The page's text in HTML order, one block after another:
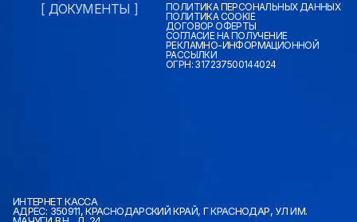
[ ДОКУМЕНТЫ ]
ПОЛИТИКА ПЕРСОНАЛЬНЫХ ДАННЫХ
ПОЛИТИКА COOKIE
ДОГОВОР ОФЕРТЫ
СОГЛАСИЕ НА ПОЛУЧЕНИЕ
РЕКЛАМНО-ИНФОРМАЦИОННОЙ
РАССЫЛКИ
ОГРН: 317237500144024
ИНТЕРНЕТ КАССА
АДРЕС: 350911, КРАСНОДАРСКИЙ КРАЙ, Г КРАСНОДАР, УЛ ИМ.